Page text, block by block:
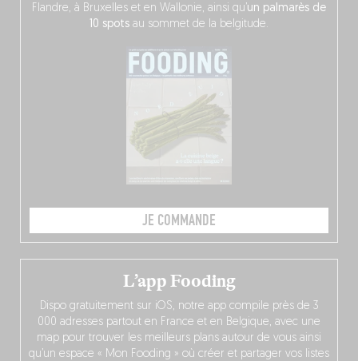
Flandre, à Bruxelles et en Wallonie, ainsi qu’un palmarès de
10 spots au sommet de la belgitude.
JE COMMANDE
L’app Fooding
Dispo gratuitement sur iOS, notre app compile près de 3
000 adresses partout en France et en Belgique, avec une
map pour trouver les meilleurs plans autour de vous ainsi
qu’un espace « Mon Fooding » où créer et partager vos listes